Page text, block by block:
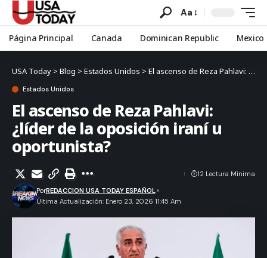
Aa
Página Principal Canada Dominican Republic Mexico
USA Today > Blog > Estados Unidos > El ascenso de Reza Pahlavi: ¿líder de la oposición iraní u oportunista?
Estados Unidos
El ascenso de Reza Pahlavi:
¿líder de la oposición iraní u
oportunista?
Última Actualización: Enero 23, 2026 11:45 Am
PorREDACCION USA TODAY ESPAÑOL
12 Lectura Mínima